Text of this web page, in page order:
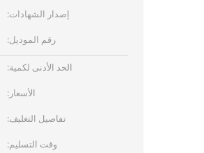
إصدار الشهادات:
رقم الموديل:
الحد الأدنى لكمية:
الأسعار:
تفاصيل التغليف:
وقت التسليم: